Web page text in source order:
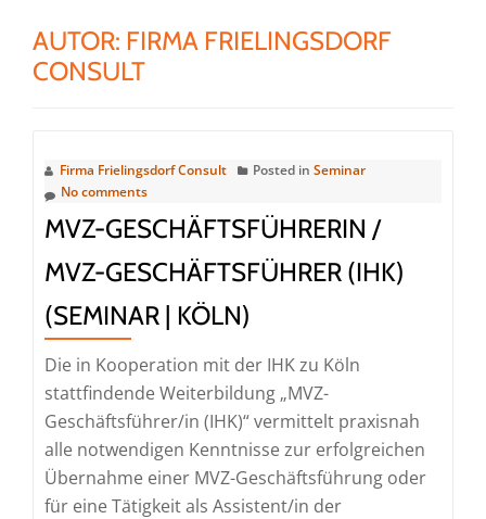
AUTOR: FIRMA FRIELINGSDORF
CONSULT
Firma Frielingsdorf Consult Posted in Seminar
No comments
MVZ-GESCHÄFTSFÜHRERIN /
MVZ-GESCHÄFTSFÜHRER (IHK)
(SEMINAR | KÖLN)
Die in Kooperation mit der IHK zu Köln
stattfindende Weiterbildung „MVZ-
Geschäftsführer/in (IHK)“ vermittelt praxisnah
alle notwendigen Kenntnisse zur erfolgreichen
Übernahme einer MVZ-Geschäftsführung oder
für eine Tätigkeit als Assistent/in der